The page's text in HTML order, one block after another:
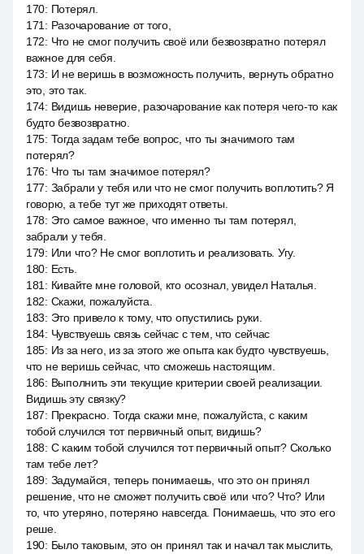
170: Потерял.
171 : Разочарование от того,
172: Что не смог получить своё или безвозвратно потерял
важное для себя.
173: И не веришь в возможность получить, вернуть обратно
это, это так.
174: Видишь неверие, разочарование как потеря чего-то как
будто безвозвратно.
175: Тогда задам тебе вопрос, что ты значимого там
потерял?
176: Что ты там значимое потерял?
177: Забрали у тебя или что не смог получить воплотить? Я
говорю, а тебе тут же приходят ответы.
178: Это самое важное, что именно ты там потерял,
забрали у тебя.
179: Или что? Не смог воплотить и реализовать. Угу.
180: Есть.
181 : Кивайте мне головой, кто осознал, увидел Наталья.
182: Скажи, пожалуйста.
183: Это привело к тому, что опустились руки.
184: Чувствуешь связь сейчас с тем, что сейчас
185: Из за него, из за этого же опыта как будто чувствуешь,
что не веришь сейчас, что сможешь настоящим.
186: Выполнить эти текущие критерии своей реализации.
Видишь эту связку?
187: Прекрасно. Тогда скажи мне, пожалуйста, с каким
тобой случился тот первичный опыт, видишь?
188: С каким тобой случился тот первичный опыт? Сколько
там тебе лет?
189: Задумайся, теперь понимаешь, что это он принял
решение, что не сможет получить своё или что? Что? Или
то, что утеряно, потеряно навсегда. Понимаешь, что это его
реше.
190: Было таковым, это он принял так и начал так мыслить,